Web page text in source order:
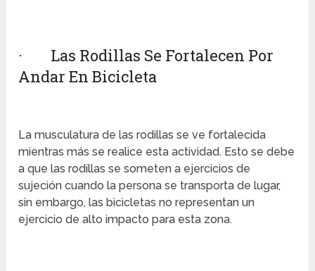
· Las Rodillas Se Fortalecen Por
Andar En Bicicleta
La musculatura de las rodillas se ve fortalecida
mientras más se realice esta actividad. Esto se debe
a que las rodillas se someten a ejercicios de
sujeción cuando la persona se transporta de lugar,
sin embargo, las bicicletas no representan un
ejercicio de alto impacto para esta zona.